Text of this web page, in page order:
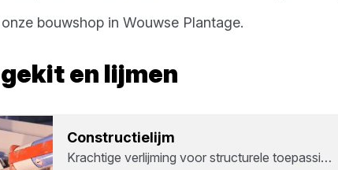
bouwshop in Wouwse Plantage.
en lijmen
Con­struc­tie­lijm
Krachtige verlijming voor structurele toepassi…